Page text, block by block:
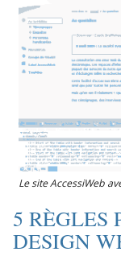
Le site AccessiWeb
5 RÈGLES
DESIGN